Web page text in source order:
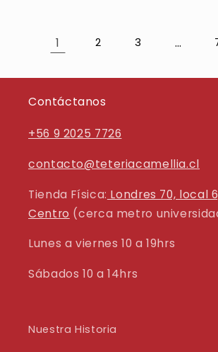
1 2 3 …
Contáctanos
+56 9 2025 7726
contacto@teteriacamellia.cl
Tienda Física: Londres 70, local
Centro (cerca metro
Lunes a viernes 10 a 19hrs
Sábados 10 a 14hrs
Nuestra Historia